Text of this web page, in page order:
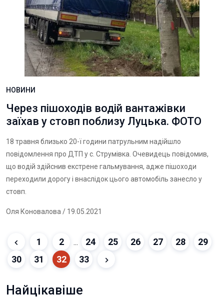
НОВИНИ
Через пішоходів водій вантажівки
заїхав у стовп поблизу Луцька. ФОТО
18 травня близько 20-ї години патрульним надійшло
повідомлення про ДТП у с. Струмівка. Очевидець повідомив,
що водій здійснив екстрене гальмування, адже пішоходи
переходили дорогу і внаслідок цього автомобіль занесло у
стовп.
Оля Коновалова / 19.05.2021
1 2 ... 24 25 26 27 28
29
30
31 32 33
Найцікавіше